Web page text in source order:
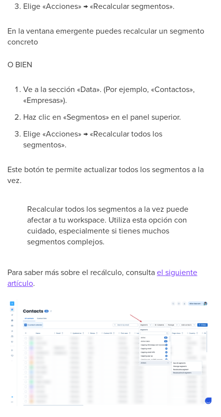
Elige «Acciones» → «Recalcular segmentos».
En la ventana emergente puedes recalcular un segmento
concreto
O BIEN
Ve a la sección «Data». (Por ejemplo, «Contactos»,
«Empresas»).
Haz clic en «Segmentos» en el panel superior.
Elige «Acciones» → «Recalcular todos los
segmentos».
Este botón te permite actualizar todos los segmentos a la
vez.
Recalcular todos los segmentos a la vez puede
afectar a tu workspace. Utiliza esta opción con
cuidado, especialmente si tienes muchos
segmentos complejos.
Para saber más sobre el recálculo, consultael siguiente
artículo.